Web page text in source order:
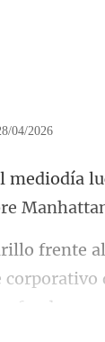
04/2026